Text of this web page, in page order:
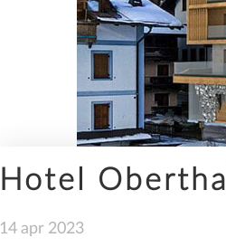
INGEGNERIA
Hotel
14 apr 2023